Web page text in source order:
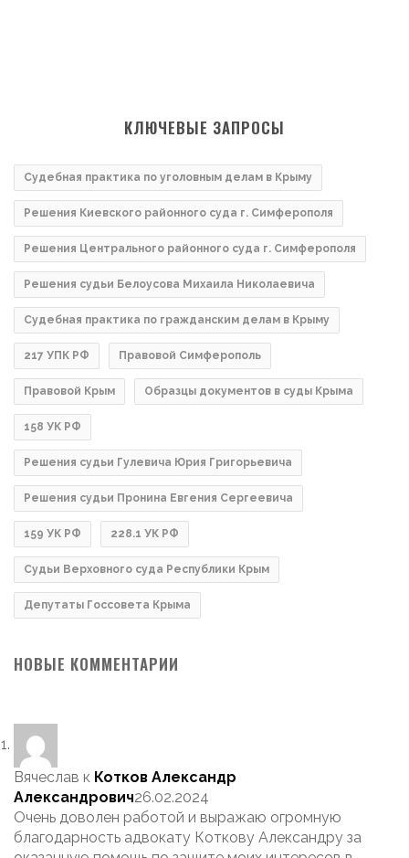
КЛЮЧЕВЫЕ ЗАПРОСЫ
Судебная практика по уголовным делам в Крыму
Решения Киевского районного суда г. Симферополя
Решения Центрального районного суда г. Симферополя
Решения судьи Белоусова Михаила Николаевича
Судебная практика по гражданским делам в Крыму
217 УПК РФ Правовой Симферополь
Правовой Крым Образцы документов в суды Крыма
158 УК РФ
Решения судьи Гулевича Юрия Григорьевича
Решения судьи Пронина Евгения Сергеевича
159 УК РФ 228.1 УК РФ
Судьи Верховного суда Республики Крым
Депутаты Госсовета Крыма
НОВЫЕ КОММЕНТАРИИ
Вячеслав к Котков Александр
Александрович26.02.2024
Очень доволен работой и выражаю огромную
благодарность адвокату Коткову Александру за